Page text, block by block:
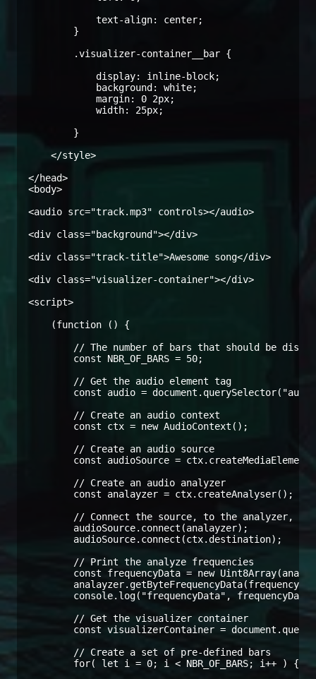
            text-align: center;
        }
        .visualizer-container__bar {
            display: inline-block;
            background: white;
            margin: 0 2px;
            width: 25px;
        }
    </style>
</head>
<body>
<audio src="track.mp3" controls></audio>
<div class="background"></div>
<div class="track-title">Awesome song</div>
<div class="visualizer-container"></div>
<script>
    (function () {
// The number of bars that should be
        const NBR_OF_BARS = 50;
        // Get the audio element tag
const audio =
        // Create an audio context
        const ctx = new AudioContext();
        // Create an audio source
const audioSource =
        // Create an audio analyzer
        const analayzer = ctx.createAnalyser();
// Connect the source, to the analyzer,
        audioSource.connect(analayzer);
        audioSource.connect(ctx.destination);
        // Print the analyze frequencies
const frequencyData = new
console.log("frequencyData",
        // Get the visualizer container
const visualizerContainer =
        // Create a set of pre-defined bars
        for( let i = 0; i < NBR_OF_BARS; i++ ) {